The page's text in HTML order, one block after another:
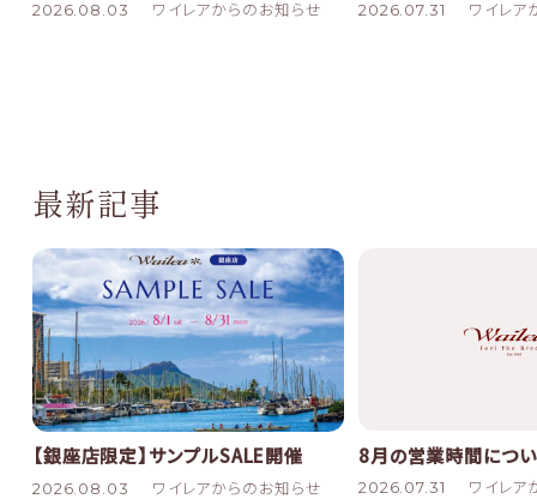
最新記事
【銀座店限定】サンプルSALE開催
2026.08.03 ワイレアからのお知らせ
8月の営業時間につ
2026.07.31 ワイレア
2026.08.03 ワイレアからのお知らせ 2026.07.31 ワイレア